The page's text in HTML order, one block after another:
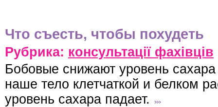
Что съесть, чтобы похудеть
Рубрика: консультації фахівців
Бобовые снижают уровень
наше тело клетчаткой и белком
уровень сахара падает.